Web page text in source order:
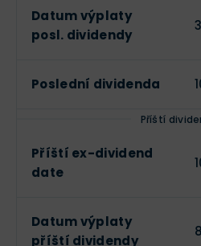
Datum výplaty
posl. dividendy
Poslední dividenda
Příští
Příští ex-dividend
date
Datum výplaty
příští dividendy